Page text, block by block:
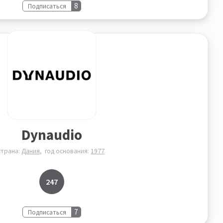
Подписаться 8
Dynaudio
Дания год основания: 1977
247
Подписаться 7